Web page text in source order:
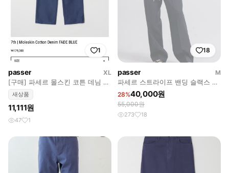
1
passer
XL
[구매] 파세르 몰스킨 코튼 데님 페
이드블루 xl
새상품
11,111원
47 1
18
passer
M
파세르 스트라이프 밴딩 슬랙스 다
크네이비 M
28%40,000원
55,000원
273 18